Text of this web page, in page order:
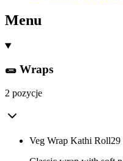
Menu
🌯 Wraps
2 pozycje
Veg Wrap Kathi Roll29